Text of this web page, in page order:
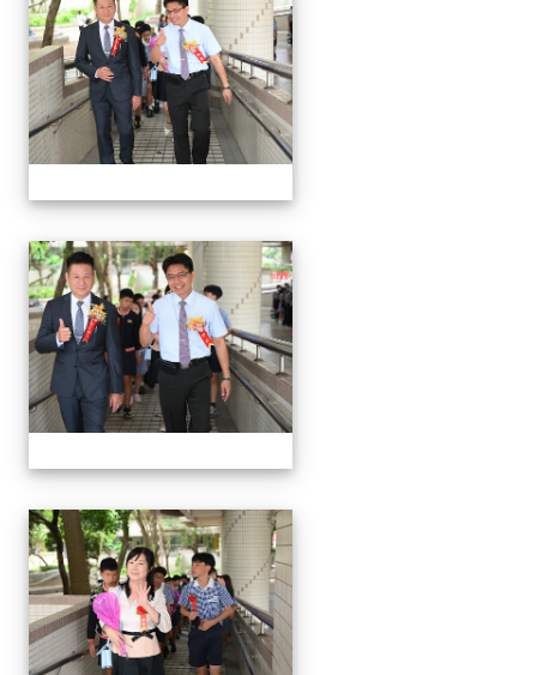
24屆文化國小畢業典禮
24屆文化國小畢業典禮